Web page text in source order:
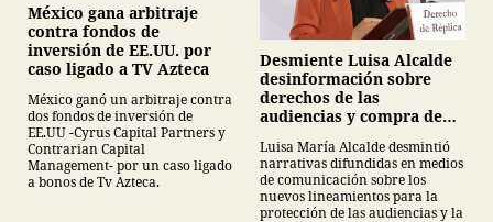
México gana arbitraje
contra fondos de
inversión de EE.UU. por
caso ligado a TV Azteca
México ganó un arbitraje contra
dos fondos de inversión de
EE.UU -Cyrus Capital Partners y
Contrarian Capital
Management- por un caso ligado
a bonos de Tv Azteca.
Desmiente Luisa Alcalde
desinformación sobre
derechos de las
audiencias y compra de
Luisa María Alcalde desmintió
narrativas difundidas en medios
de comunicación sobre los
nuevos lineamientos para la
protección de las audiencias y la